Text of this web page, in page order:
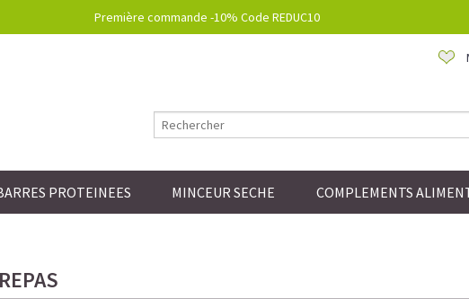
Première commande -10% Code REDUC10
PROTEINEES MINCEUR SECHE COMPLEMENTS